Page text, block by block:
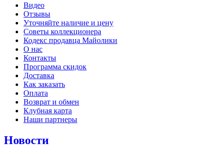
Видео
Отзывы
Уточняйте наличие и цену
Советы коллекционера
Кодекс продавца Майолики
О нас
Контакты
Программа скидок
Доставка
Как заказать
Оплата
Возврат и обмен
Клубная карта
Наши партнеры
Новости